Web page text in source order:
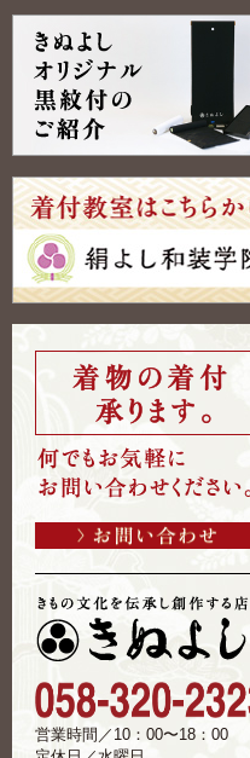
営業時間／10：00〜18：00